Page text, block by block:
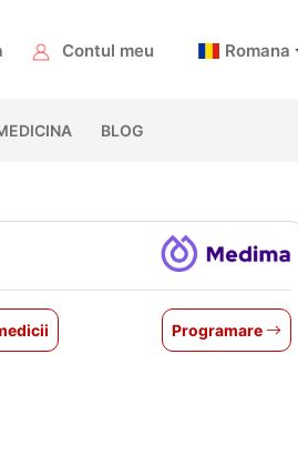
Contul meu Romana
BLOG
Programare